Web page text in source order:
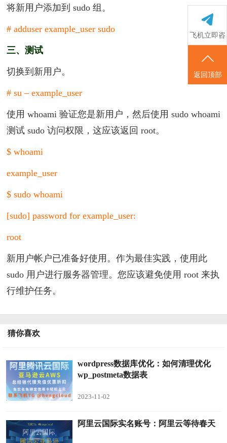
飞机立即咨
询
返回顶部
将新用户添加到 sudo 组。
# adduser example_user sudo
三、测试
切换到新用户。
# su – example_user
使用 whoami 验证您是新用户，然后使用 sudo whoami
测试 sudo 访问权限，这应该返回 root。
$ whoami
example_user
$ sudo whoami
[sudo] password for example_user:
root
新用户帐户已准备好使用。作为最佳实践，使用此
sudo 用户进行服务器管理。您应该避免使用 root 来执
行维护任务。
猜你喜欢
wordpress数据库优化：如何清理优化
wp_postmeta数据表
2023-11-02
阿里云国际实名账号：阿里云等待春天